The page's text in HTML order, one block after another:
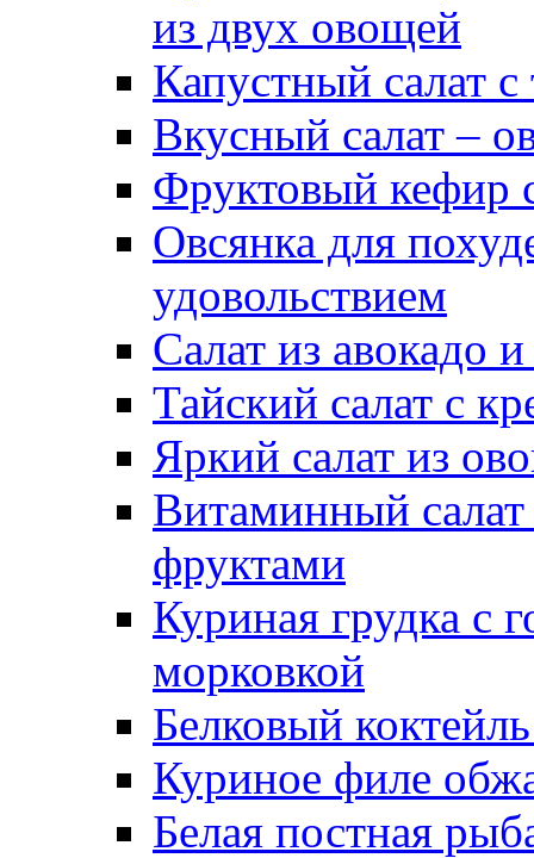
из двух овощей
Капустный салат
Вкусный салат –
Фруктовый кефир
Овсянка для
удовольствием
Салат из авокадо
Тайский салат с
Яркий салат из
Витаминный
фруктами
Куриная грудка с
морковкой
Белковый
Куриное филе
Белая постная